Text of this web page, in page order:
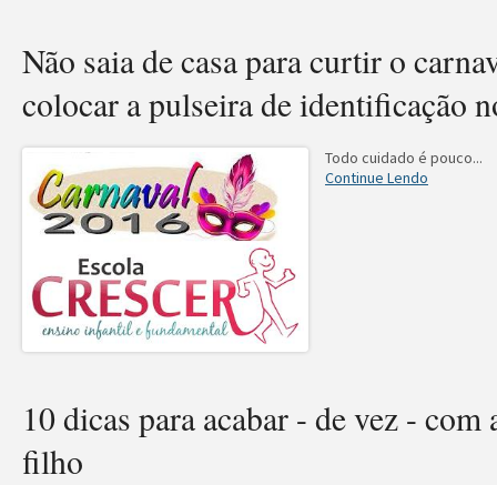
Não saia de casa para curtir o
colocar a pulseira de identificação
Todo cuidado é pouco...
Continue Lendo
10 dicas para acabar - de vez - com
filho